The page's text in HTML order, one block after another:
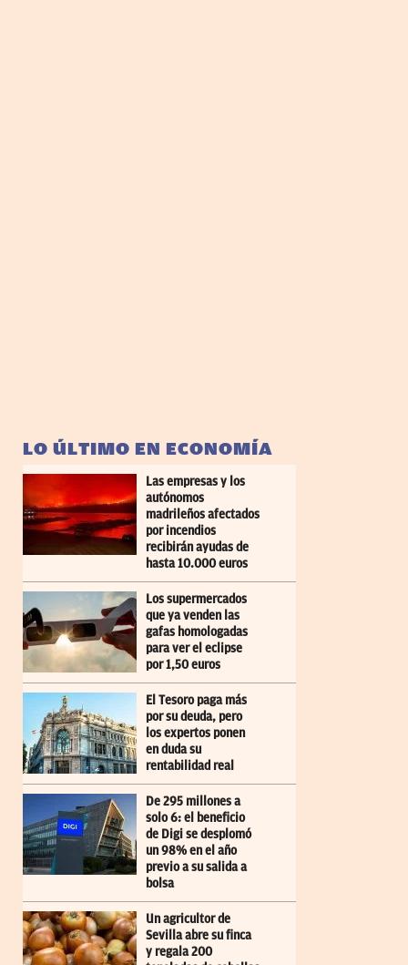
LO ÚLTIMO EN ECONOMÍA
Las empresas y los
autónomos
madrileños afectados
por incendios
recibirán ayudas de
hasta 10.000 euros
Los supermercados
que ya venden las
gafas homologadas
para ver el eclipse
por 1,50 euros
El Tesoro paga más
por su deuda, pero
los expertos ponen
en duda su
rentabilidad real
De 295 millones a
solo 6: el beneficio
de Digi se desplomó
un 98% en el año
previo a su salida a
bolsa
Un agricultor de
Sevilla abre su finca
y regala 200